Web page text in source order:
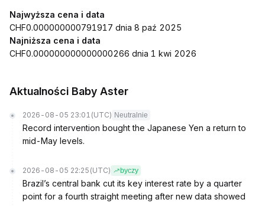
Najwyższa cena i data
CHF0.000000000791917 dnia 8 paź 2025
Najniższa cena i data
CHF0.000000000000000266 dnia 1 kwi 2026
Aktualności Baby Aster
2026-08-05 23:01 (UTC) Neutralnie
Record intervention bought the Japanese Yen a return to
mid-May levels.
2026-08-05 22:25 (UTC) byczy
Brazil’s central bank cut its key interest rate by a quarter
point for a fourth straight meeting after new data showed